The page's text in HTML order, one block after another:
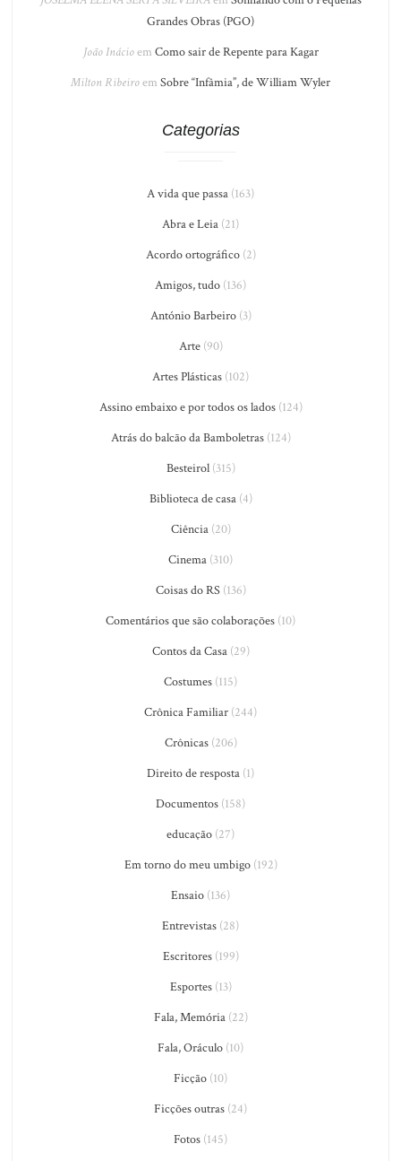
Grandes Obras (PGO)
João Inácioem Como sair de Repente para Kagar
Milton Ribeiroem Sobre “Infâmia”, de William Wyler
Categorias
A vida que passa (163)
Abra e Leia (21)
Acordo ortográfico(2)
Amigos, tudo (136)
António Barbeiro(3)
Arte(90)
Artes Plásticas (102)
Assino embaixo e por todos os lados(124)
Atrás do balcão da Bamboletras(124)
Besteirol(315)
Biblioteca de casa(4)
Ciência(20)
Cinema (310)
Coisas do RS(136)
Comentários que são colaborações (10)
Contos da Casa(29)
Costumes (115)
Crônica Familiar (244)
Crônicas(206)
Direito de resposta (1)
Documentos (158)
educação (27)
Em torno do meu umbigo(192)
Ensaio (136)
Entrevistas (28)
Escritores(199)
Esportes(13)
Fala, Memória(22)
Fala, Oráculo (10)
Ficção (10)
Ficções outras (24)
Fotos (145)